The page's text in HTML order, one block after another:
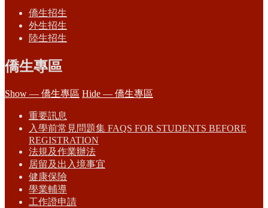
僑生招生
外生招生
陸生招生
僑生專區
Show — 僑生專區 Hide — 僑生專區
重要訊息
入學前常見問題集 FAQS FOR STUDENTS BEFORE
REGISTRATION
法規及作業辦法
居留及出入境事宜
健康保險
學業輔導
工作證申請